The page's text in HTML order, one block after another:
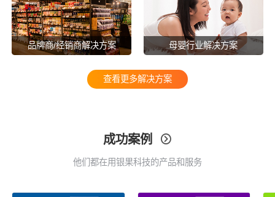
品牌商/经销商解决方案 母婴行业解决方案
查看更多解决方案
成功案例 
他们都在用银果科技的产品和服务